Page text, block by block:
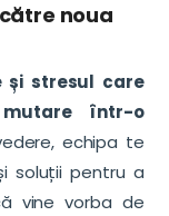
noua
și stresul care
într-o
echipa te
soluții pentru a
vine vorba de